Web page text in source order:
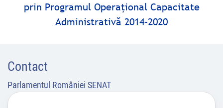
autoritatile
publice ar
prin Programul Operaţional Capacitate
Administrativă 2014-2020
Contact
Parlamentul României SENAT